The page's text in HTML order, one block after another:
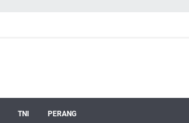
TNI PERANG